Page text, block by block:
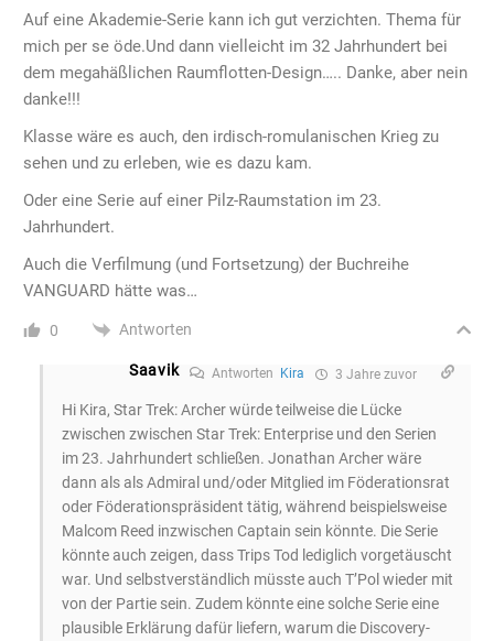
Auf eine Akademie-Serie kann ich gut verzichten. Thema für
mich per se öde.Und dann vielleicht im 32 Jahrhundert bei
dem megahäßlichen Raumflotten-Design….. Danke, aber nein
danke!!!
Klasse wäre es auch, den irdisch-romulanischen Krieg zu
sehen und zu erleben, wie es dazu kam.
Oder eine Serie auf einer Pilz-Raumstation im 23.
Jahrhundert.
Auch die Verfilmung (und Fortsetzung) der Buchreihe
VANGUARD hätte was…
0 Antworten
Saavik Antworten Kira 3 Jahre zuvor
Hi Kira, Star Trek: Archer würde teilweise die Lücke
zwischen zwischen Star Trek: Enterprise und den Serien
im 23. Jahrhundert schließen. Jonathan Archer wäre
dann als als Admiral und/oder Mitglied im Föderationsrat
oder Föderationspräsident tätig, während beispielsweise
Malcom Reed inzwischen Captain sein könnte. Die Serie
könnte auch zeigen, dass Trips Tod lediglich vorgetäuscht
war. Und selbstverständlich müsste auch T’Pol wieder mit
von der Partie sein. Zudem könnte eine solche Serie eine
plausible Erklärung dafür liefern, warum die Discovery-